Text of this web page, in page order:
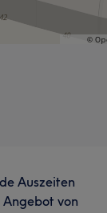
Auszeiten
von